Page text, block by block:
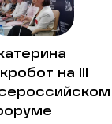
на III